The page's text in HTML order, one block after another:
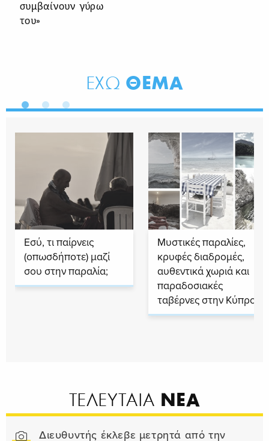
συμβαίνουν γύρω
του»
ΕΧΩ ΘΕΜΑ
Εσύ, τι παίρνεις
(οπωσδήποτε) μαζί
σου στην παραλία;
Μυστικές παραλίες,
κρυφές διαδρομές,
αυθεντικά χωριά και
παραδοσιακές
ταβέρνες στην Κύπρο
ΤΕΛΕΥΤΑΙΑ ΝΕΑ
Διευθυντής έκλεβε μετρητά από την